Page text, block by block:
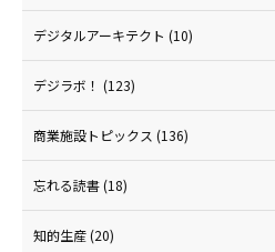
デジタルアーキテクト (10)
デジラボ！ (123)
商業施設トピックス (136)
忘れる読書(18)
知的生産(20)